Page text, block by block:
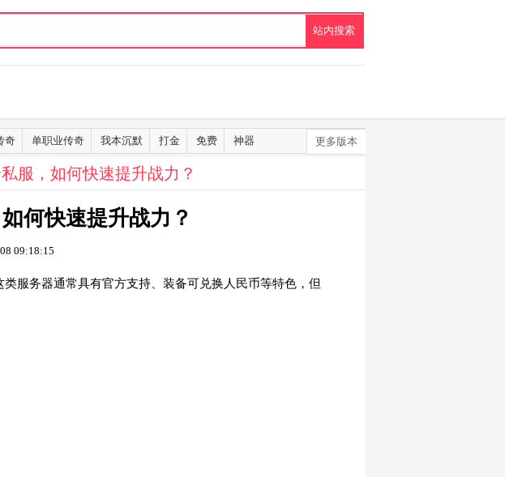
奇 单职业传奇 我本沉默 打金 免费 神器 更多版本
服，如何快速提升战力？
何快速提升战力？
09:18:15
服务器通常具有官方支持、装备可兑换人民币等特色，但